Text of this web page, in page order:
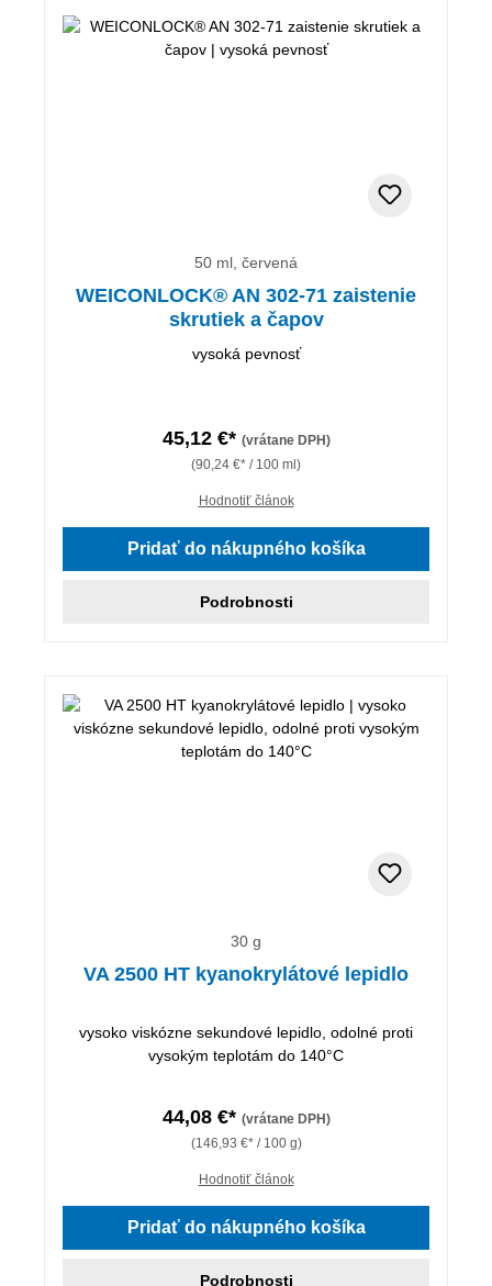
50 ml, červená
WEICONLOCK® AN 302-71 zaistenie
skrutiek a čapov
vysoká pevnosť
45,12 €* (vrátane DPH)
(90,24 €* / 100 ml)
Hodnotiť článok
Pridať do nákupného košíka
Podrobnosti
30 g
VA 2500 HT kyanokrylátové lepidlo
vysoko viskózne sekundové lepidlo, odolné proti
vysokým teplotám do 140°C
44,08 €* (vrátane DPH)
(146,93 €* / 100 g)
Hodnotiť článok
Pridať do nákupného košíka
Podrobnosti